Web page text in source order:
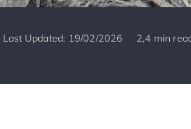
Last Updated: 19/02/2026 2,4 min